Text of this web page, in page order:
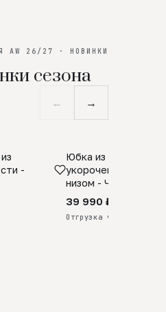
AW 26/27 · НОВИНКИ
сезона
← →
-
ПРЕДЗАКАЗ
Юбка из
укороченная с
низом - Черный
39 990 ₽
Отгрузка через 25 дней